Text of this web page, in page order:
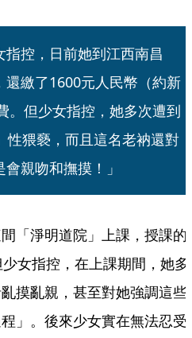
控，日前她到江西南昌
還繳了1600元人民幣（約新
。但少女指控，她多次遭到
性猥褻，而且這名老衲還對
親吻和撫摸！」
「淨明道院」上課，授課的
女指控，在上課期間，她多
摸亂親，甚至對她強調這些
」。後來少女實在無法忍受